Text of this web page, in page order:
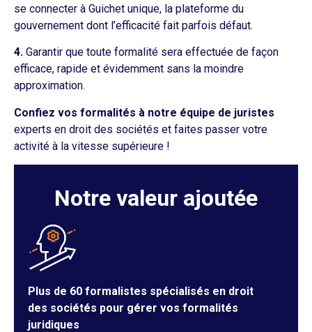
se connecter à Guichet unique, la plateforme du
gouvernement dont l’efficacité fait parfois défaut.
4. Garantir que toute formalité sera effectuée de façon
efficace, rapide et évidemment sans la moindre
approximation.
Confiez vos formalités à notre équipe de juristes
experts en droit des sociétés et faites passer votre
activité à la vitesse supérieure !
Notre valeur ajoutée
Plus de 60 formalistes spécialisés en droit
des sociétés pour gérer vos formalités
juridiques